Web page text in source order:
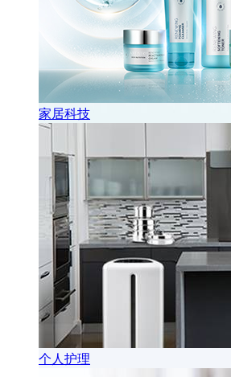
家居科技
个人护理